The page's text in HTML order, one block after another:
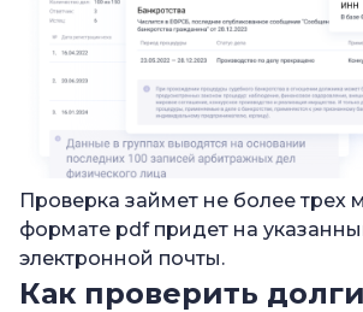
Проверка займет не более трех
формате pdf придет на
электронной почты.
Как проверить